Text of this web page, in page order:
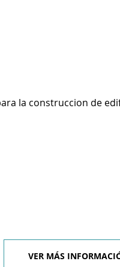
la construccion de
VER MÁS